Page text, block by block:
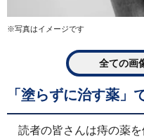
※写真はイメージです
全ての画
「塗らずに治す薬」
読者の皆さんは痔の薬を